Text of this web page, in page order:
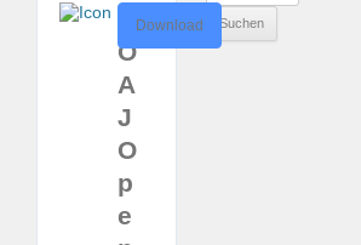
O
A
J
O
p
e
Download
nach: